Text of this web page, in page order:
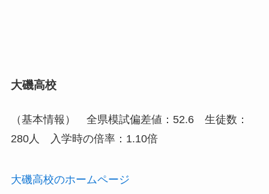
大磯高校
（基本情報） 全県模試偏差値：52.6 生徒数：
280人 入学時の倍率：1.10倍
大磯高校のホームページ